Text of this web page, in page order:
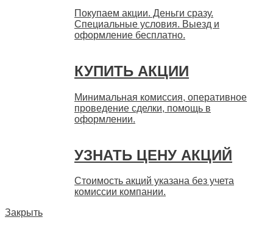
Покупаем акции. Деньги сразу.
Специальные условия. Выезд и
оформление бесплатно.
КУПИТЬ АКЦИИ
Минимальная комиссия, оперативное
проведение сделки, помощь в
оформлении.
УЗНАТЬ ЦЕНУ АКЦИЙ
Стоимость акций указана без учета
комиссии компании.
Закрыть